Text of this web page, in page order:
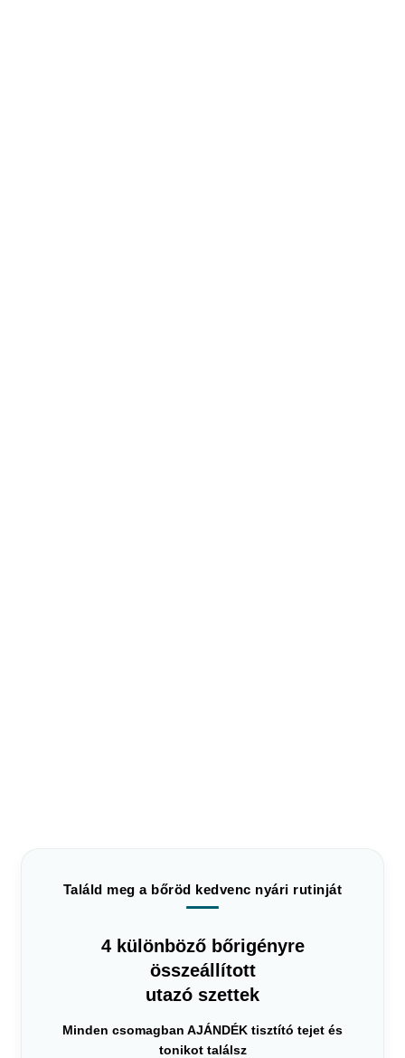
Találd meg a bőröd kedvenc nyári rutinját
4 különböző bőrigényre
összeállított
utazó szettek
Minden csomagban AJÁNDÉK tisztító tejet és
tonikot találsz